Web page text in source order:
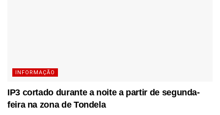
INFORMAÇÃO
IP3 cortado durante a noite a partir de segunda-
feira na zona de Tondela